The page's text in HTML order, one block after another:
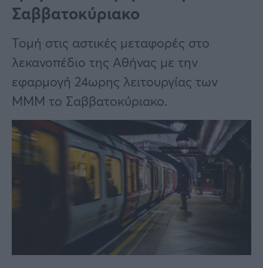
ΕΣΠΑ
Lifestyle
Αθλητικά
Υγεία
Γυναίκα
Καιρός
Σαββατοκύριακο
Τομή στις αστικές μεταφορές στο
λεκανοπέδιο της Αθήνας με την
εφαρμογή 24ωρης λειτουργίας των
ΜΜΜ το Σαββατοκύριακο.